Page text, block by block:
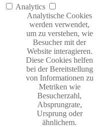
Analytics
Analytische Cookies
werden verwendet,
um zu verstehen, wie
Besucher mit der
Website interagieren.
Diese Cookies helfen
bei der Bereitstellung
von Informationen zu
Metriken wie
Besucherzahl,
Absprungrate,
Ursprung oder
ähnlichem.